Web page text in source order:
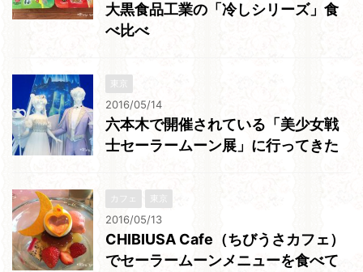
大黒食品工業の「冷しシリーズ」食
べ比べ
東京
2016/05/14
六本木で開催されている「美少女戦
士セーラームーン展」に行ってきた
カフェ 東京
2016/05/13
CHIBIUSA Cafe（ちびうさカフェ）
でセーラームーンメニューを食べて